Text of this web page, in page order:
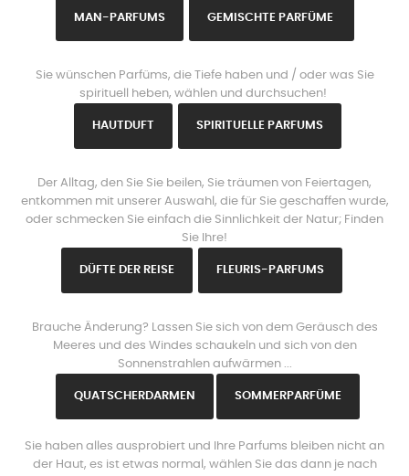
MAN-PARFUMS GEMISCHTE PARFÜME
Sie wünschen Parfüms, die Tiefe haben und / oder was Sie
spirituell heben, wählen und durchsuchen!
HAUTDUFT SPIRITUELLE PARFUMS
Der Alltag, den Sie Sie beilen, Sie träumen von Feiertagen,
entkommen mit unserer Auswahl, die für Sie geschaffen wurde,
oder schmecken Sie einfach die Sinnlichkeit der Natur; Finden
Sie Ihre!
DÜFTE DER REISE FLEURIS-PARFUMS
Brauche Änderung? Lassen Sie sich von dem Geräusch des
Meeres und des Windes schaukeln und sich von den
Sonnenstrahlen aufwärmen ...
QUATSCHERDARMEN SOMMERPARFÜME
Sie haben alles ausprobiert und Ihre Parfums bleiben nicht an
der Haut, es ist etwas normal, wählen Sie das dann je nach